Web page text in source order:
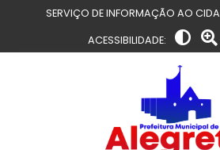
SERVIÇO DE INFORMAÇÃO AO
ACESSIBILIDADE: